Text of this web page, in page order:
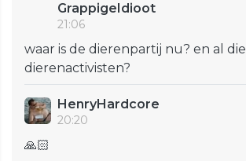
GrappigeIdioot
21:06
waar is de dierenpartij nu? en al die
dierenactivisten?
HenryHardcore
20:20
🙏🏻